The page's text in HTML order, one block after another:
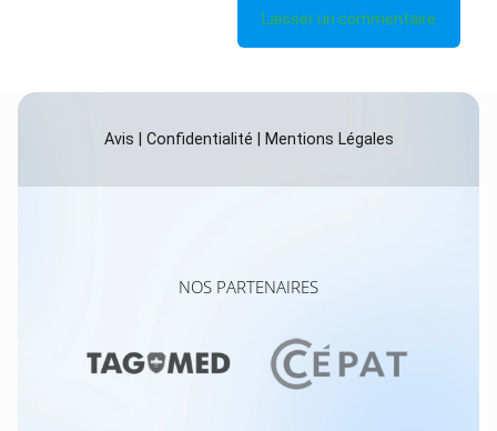
Avis Confidentialité Mentions Légales
NOS PARTENAIRES